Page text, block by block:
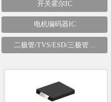
开关霍尔IC
电机编码器IC
二极管/TVS/ESD/三极管…